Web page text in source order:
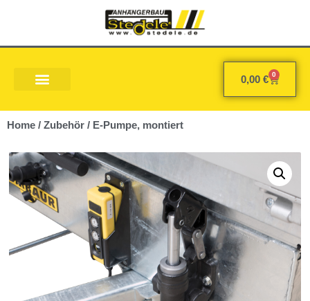
0,00 € 0
Home / Zubehör / E-Pumpe, montiert